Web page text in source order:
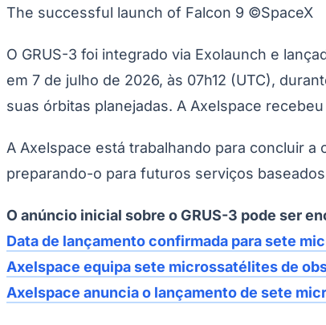
Segurança Regional
Santana de ParnaíbaOsascoCarapicuíbaJandiraItapevi Cotia
Para Sua Empresa
Guia de Empresas
Vagas na RegiãoNovo
Hub de Negócios
Selo Verificado
Portal Educacional
Agenda de Vestibulares
Vagas de Emprego
Concursos
Panorama Econômico
The successful launch of Falcon 9 ©SpaceX
O GRUS-3 foi integrado via Exolaunch e
em 7 de julho de 2026, às 07h12 (UTC),
suas órbitas planejadas. A Axelspace
A Axelspace está trabalhando para concluir
preparando-o para futuros serviços
O anúncio inicial sobre o GRUS-3 pode ser
Data de lançamento confirmada para sete
Axelspace equipa sete microssatélites de
Axelspace anuncia o lançamento de sete